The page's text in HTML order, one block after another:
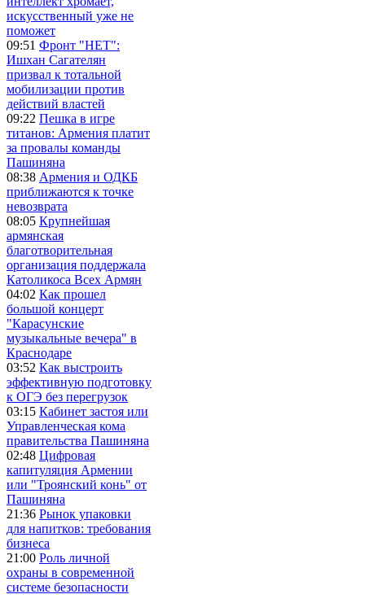
искусственный уже не
поможет
09:51 Фронт "НЕТ":
Ишхан Сагателян
призвал к тотальной
мобилизации против
действий властей
09:22 Пешка в игре
титанов: Армения платит
за провалы команды
Пашиняна
08:38 Армения и ОДКБ
приближаются к точке
невозврата
08:05 Крупнейшая
армянская
благотворительная
организация поддержала
Католикоса Всех Армян
04:02 Как прошел
большой концерт
"Карасунские
музыкальные вечера" в
Краснодаре
03:52 Как выстроить
эффективную подготовку
к ОГЭ без перегрузок
03:15 Кабинет застоя или
Управленческая кома
правительства Пашиняна
02:48 Цифровая
капитуляция Армении
или "Троянский конь" от
Пашиняна
21:36 Рынок упаковки
для напитков: требования
бизнеса
21:00 Роль личной
охраны в современной
системе безопасности